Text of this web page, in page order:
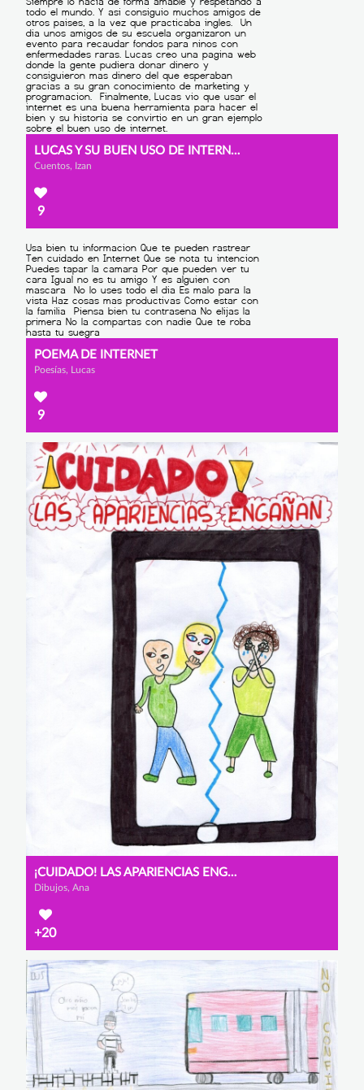
LUCAS Y SU BUEN USO DE INTERNET
Cuentos, Izan
9
POEMA DE INTERNET
Poesías, Lucas
9
¡CUIDADO! LAS APARIENCIAS ENGAÑAN
Dibujos, Ana
+20